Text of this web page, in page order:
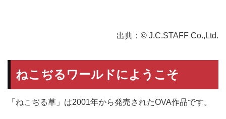
出典：© J.C.STAFF Co.,Ltd.
ねこぢるワールドにようこそ
「ねこぢる草」は2001年から発売されたOVA作品です。